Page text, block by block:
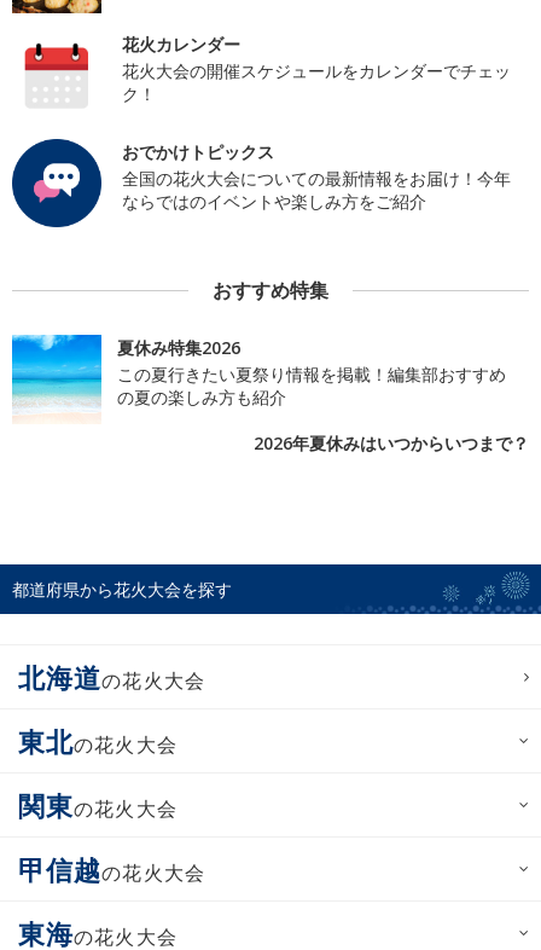
花火カレンダー
花火大会の開催スケジュールをカレンダーでチェッ
ク！
おでかけトピックス
全国の花火大会についての最新情報をお届け！今年
ならではのイベントや楽しみ方をご紹介
おすすめ特集
夏休み特集2026
この夏行きたい夏祭り情報を掲載！編集部おすすめ
の夏の楽しみ方も紹介
2026年夏休みはいつからいつまで？
都道府県から花火大会を探す
北海道の花火大会
東北の花火大会
関東の花火大会
甲信越の花火大会
東海の花火大会